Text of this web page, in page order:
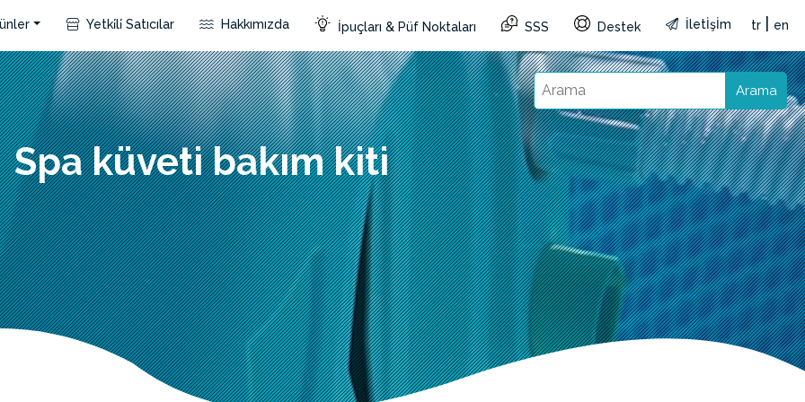
Yetki̇li̇ Satıcılar Hakkımızda İpuçları & Püf Noktaları SSS Destek İletİşİm tr en
Arama
Spa küveti bakım kiti